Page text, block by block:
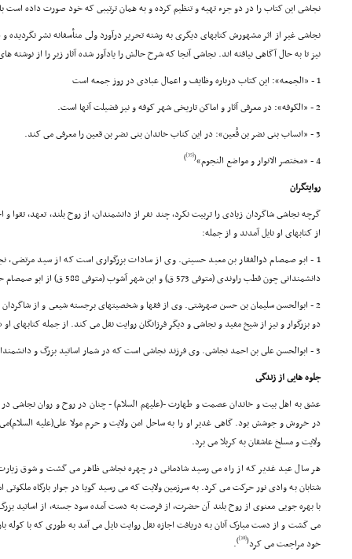
نجاشى این کتاب را در دو جزء تهیه و تنظیم کرده و به همان ترتیبى که خود صورت داده است
نجاشى غیر از اثر مشهورش کتابهاى دیگرى به رشته تحریر درآورد ولى متأسفانه نشر
نیز تا به حال آگاهى نیافته اند. نجاشى آنجا که شرح حالش را یادآور شده آثار زیر را از
1 - «الجمعه»: این کتاب درباره وظایف و اعمال عبادى در روز جمعه است
2 - «الکوفه»: در معرفى آثار و اماکن تاریخى شهر کوفه و نیز فضیلت آنها است.
3 - «انساب بنى نضر بن قُعین»: در این کتاب خاندان بنى نضر بن قعین را معرفى مى کند.
4 - «مختصر الانوار و مواضع النجوم»
(
[35]
)
روایتگران
گرچه نجاشى شاگردان زیادى را تربیت نکرد، چند نفر از دانشمندان، از روح بلند، تعهد، تقوا
از کتابهاى او نایل آمدند و از جمله:
1 - ابو صمصام ذوالفقار بن معبد حسینى. وى از سادات بزرگوارى است که از سید
دانشمندانى چون قطب راوندى (متوفى 573 ق) و ابن شهر آشوب (متوفى 588 ق) از ابو صمصام حدیث نقل مى کنند
2 - ابوالحسن سلیمان بن حسن صهرشتى. وى از فقها و شخصیتهاى برجسته شیعى و از
دو بزرگوار و نیز از شیخ مفید و نجاشى و دیگر فرزانگان روایت نقل مى کند. از جمله
3 - ابوالحسن على بن احمد نجاشى. وى فرزند نجاشى است که در شمار اساتید بزرگ و دانشمندان جاى دارد
جلوه هایى از زندگى
عشق به اهل بیت و خاندان عصمت و طهارت -(علیهم السلام) - چنان در روح و روان نجاشى در
در خروش و جوشش بود. گاهى غدیر او را به ساحل امن ولایت و حرم مولا على(علیه
ولایت و مسلخ عاشقان به کربلا مى برد.
هر سال عید غدیر که از راه مى رسید شادمانى در چهره نجاشى ظاهر مى گشت و شوق
شتابان به وادى نور حرکت مى کرد. به سرزمین ولایت که مى رسید گویا در جوار بارگاه ملکوتى
با بهره جویى معنوى از روح بلند آن حضرت، از فرصت به دست آمده سود جسته، از اساتید
مى گشت و از دست مبارک آنان به دریافت اجازه نقل روایت نایل مى آمد به طورى که با کوله
خود مراجعت مى کرد(
[38]
)
.